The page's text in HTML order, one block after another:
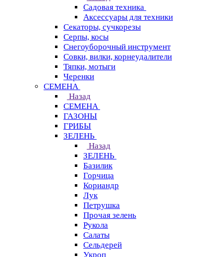
Садовая техника
Аксессуары для техники
Секаторы, сучкорезы
Серпы, косы
Снегоуборочный инструмент
Совки, вилки, корнеудалители
Тяпки, мотыги
Черенки
СЕМЕНА
Назад
СЕМЕНА
ГАЗОНЫ
ГРИБЫ
ЗЕЛЕНЬ
Назад
ЗЕЛЕНЬ
Базилик
Горчица
Кориандр
Лук
Петрушка
Прочая зелень
Рукола
Салаты
Сельдерей
Укроп